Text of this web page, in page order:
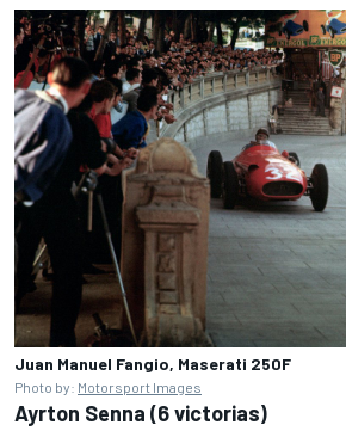
Juan Manuel Fangio, Maserati 250F
Photo by: Motorsport Images
Ayrton Senna (6 victorias)